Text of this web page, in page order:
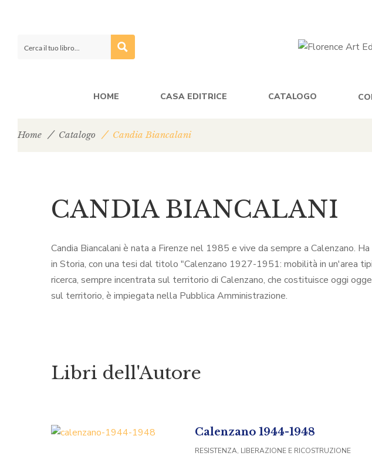
HOME CASA EDITRICE CATALOGO
Home Catalogo Candia Biancalani
CANDIA BIANCALANI
Candia Biancalani è nata a Firenze nel 1985 e vive da sempre a Calenzano.
in Storia, con una tesi dal titolo "Calenzano 1927-1951: mobilità in un'area
ricerca, sempre incentrata sul territorio di Calenzano, che costituisce oggi
sul territorio, è impiegata nella Pubblica Amministrazione.
Libri dell'Autore
Calenzano 1944-1948
RESISTENZA, LIBERAZIONE E RICOSTRUZIONE